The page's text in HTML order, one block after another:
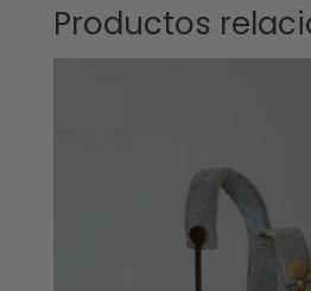
Productos